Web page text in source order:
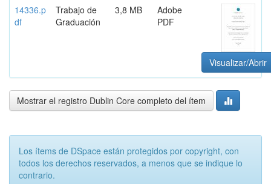
14336.p
df
Trabajo de
Graduación
3,8 MB
Adobe
PDF
Visualizar/Abrir
Mostrar el registro Dublin Core completo del ítem
Los ítems de DSpace están protegidos por copyright, con
todos los derechos reservados, a menos que se indique lo
contrario.